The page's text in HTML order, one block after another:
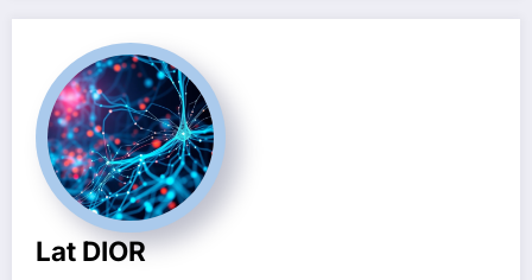
Lat DIOR